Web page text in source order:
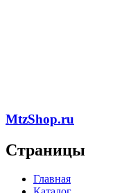
MtzShop.ru
Страницы
Главная